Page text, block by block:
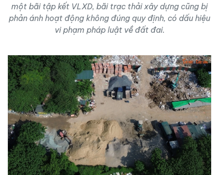
một bãi tập kết VLXD, bãi trạc thải xây dựng cũng bị
phản ánh hoạt động không đúng quy định, có dấu hiệu
vi phạm pháp luật về đất đai.